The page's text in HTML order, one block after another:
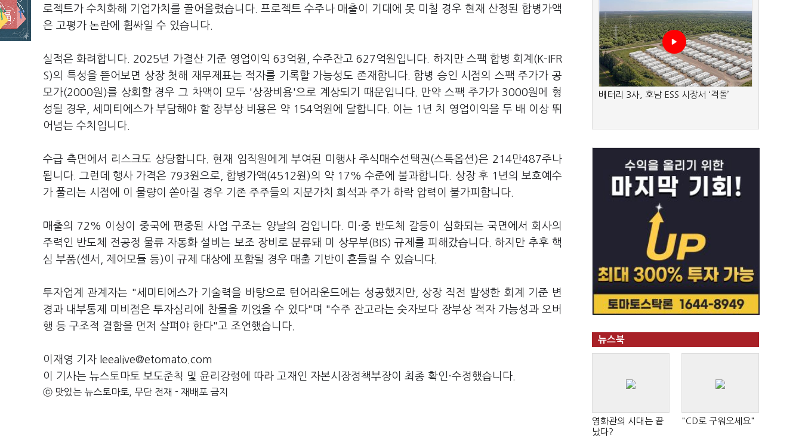
로젝트가 수치화해 기업가치를 끌어올렸습니다. 프로젝트 수주나 매출이 기대에 못 미칠 경우 현재 산정된 합병가액
은 고평가 논란에 휩싸일 수 있습니다.
실적은 화려합니다. 2025년 가결산 기준 영업이익 63억원, 수주잔고 627억원입니다. 하지만 스팩 합병 회계(K-IFR
S)의 특성을 뜯어보면 상장 첫해 재무제표는 적자를 기록할 가능성도 존재합니다. 합병 승인 시점의 스팩 주가가 공
모가(2000원)를 상회할 경우 그 차액이 모두 '상장비용'으로 계상되기 때문입니다. 만약 스팩 주가가 3000원에 형
성될 경우, 세미티에스가 부담해야 할 장부상 비용은 약 154억원에 달합니다. 이는 1년 치 영업이익을 두 배 이상 뛰
어넘는 수치입니다.
수급 측면에서 리스크도 상당합니다. 현재 임직원에게 부여된 미행사 주식매수선택권(스톡옵션)은 214만487주나
됩니다. 그런데 행사 가격은 793원으로, 합병가액(4512원)의 약 17% 수준에 불과합니다. 상장 후 1년의 보호예수
가 풀리는 시점에 이 물량이 쏟아질 경우 기존 주주들의 지분가치 희석과 주가 하락 압력이 불가피합니다.
매출의 72% 이상이 중국에 편중된 사업 구조는 양날의 검입니다. 미·중 반도체 갈등이 심화되는 국면에서 회사의
주력인 반도체 전공정 물류 자동화 설비는 보조 장비로 분류돼 미 상무부(BIS) 규제를 피해갔습니다. 하지만 추후 핵
심 부품(센서, 제어모듈 등)이 규제 대상에 포함될 경우 매출 기반이 흔들릴 수 있습니다.
투자업계 관계자는 "세미티에스가 기술력을 바탕으로 턴어라운드에는 성공했지만, 상장 직전 발생한 회계 기준 변
경과 내부통제 미비점은 투자심리에 찬물을 끼얹을 수 있다"며 "수주 잔고라는 숫자보다 장부상 적자 가능성과 오버
행 등 구조적 결함을 먼저 살펴야 한다"고 조언했습니다.
이재영 기자 leealive@etomato.com
이 기사는 뉴스토마토 보도준칙 및 윤리강령에 따라 고재인 자본시장정책부장이 최종 확인·수정했습니다.
ⓒ 맛있는 뉴스토마토, 무단 전재 - 재배포 금지
배터리 3사, 호남 ESS 시장서 ‘격돌’
뉴스북
영화관의 시대는 끝
났다?
"CD로 구워오세요"